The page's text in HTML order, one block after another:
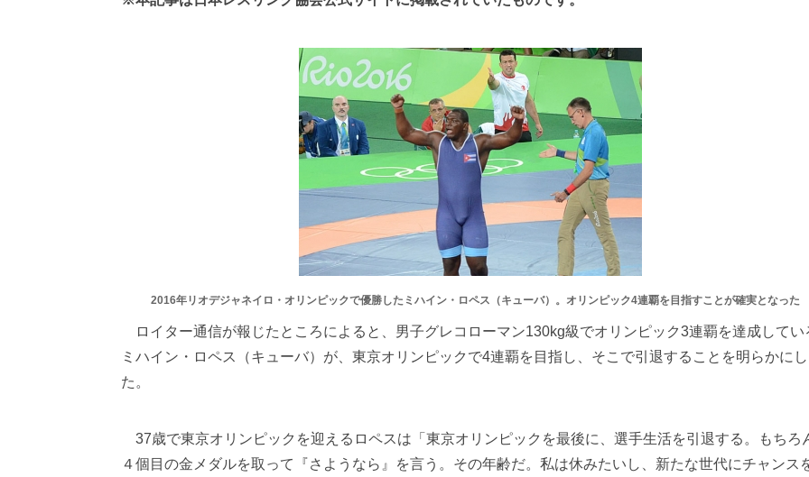
2016年リオデジャネイロ・オリンピックで優勝したミハイン・ロペス（キューバ）。オリンピック4連覇を目指すことが確実となった
ロイター通信が報じたところによると、男子グレコローマン130kg級でオリンピック3連覇を達成してい
ミハイン・ロペス（キューバ）が、東京オリンピックで4連覇を目指し、そこで引退することを明らかにし
た。
37歳で東京オリンピックを迎えるロペスは「東京オリンピックを最後に、選手生活を引退する。もちろ
４個目の金メダルを取って『さようなら』を言う。その年齢だ。私は休みたいし、新たな世代にチャンス